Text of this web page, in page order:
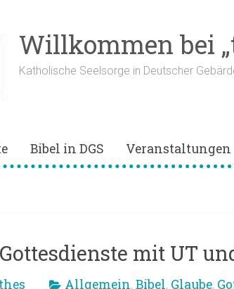
Willkommen bei
Katholische Seelsorge in Deutscher
Bibel in DGS Veranstaltungen
mit UT
Allgemein, Bibel, Glaube,